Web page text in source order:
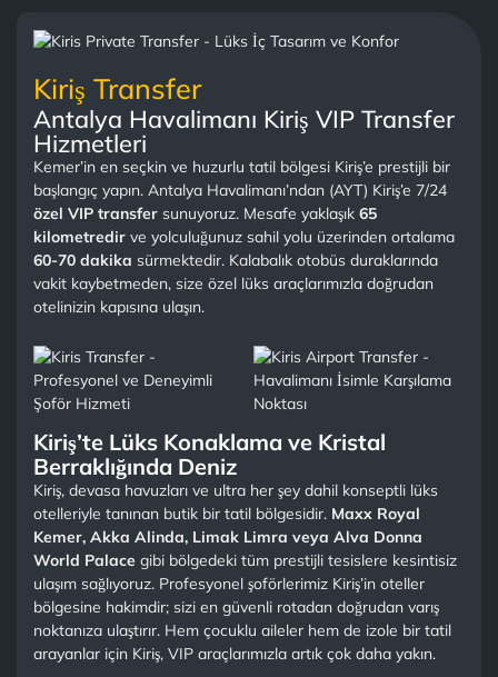
Kiriş Transfer
Antalya Havalimanı Kiriş VIP Transfer
Hizmetleri
Kemer’in en seçkin ve huzurlu tatil bölgesi Kiriş’e prestijli bir
başlangıç yapın. Antalya Havalimanı’ndan (AYT) Kiriş’e 7/24
özel VIP transfer sunuyoruz. Mesafe yaklaşık65
kilometredir ve yolculuğunuz sahil yolu üzerinden ortalama
60-70 dakika sürmektedir. Kalabalık otobüs duraklarında
vakit kaybetmeden, size özel lüks araçlarımızla doğrudan
otelinizin kapısına ulaşın.
Kiriş’te Lüks Konaklama ve Kristal
Berraklığında Deniz
Kiriş, devasa havuzları ve ultra her şey dahil konseptli lüks
otelleriyle tanınan butik bir tatil bölgesidir. Maxx Royal
Kemer, Akka Alinda, Limak Limra veya Alva Donna
World Palace gibi bölgedeki tüm prestijli tesislere kesintisiz
ulaşım sağlıyoruz. Profesyonel şoförlerimiz Kiriş’in oteller
bölgesine hakimdir; sizi en güvenli rotadan doğrudan varış
noktanıza ulaştırır. Hem çocuklu aileler hem de izole bir tatil
arayanlar için Kiriş, VIP araçlarımızla artık çok daha yakın.